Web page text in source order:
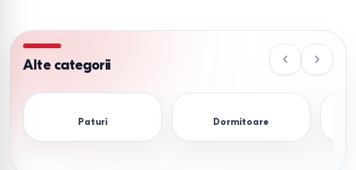
materialul carcasei. Oferim produse din PAL și MDF cu clasa
dulapuri sigure pentru camerele copiilor.
Alte categorii
Paturi Dormitoare